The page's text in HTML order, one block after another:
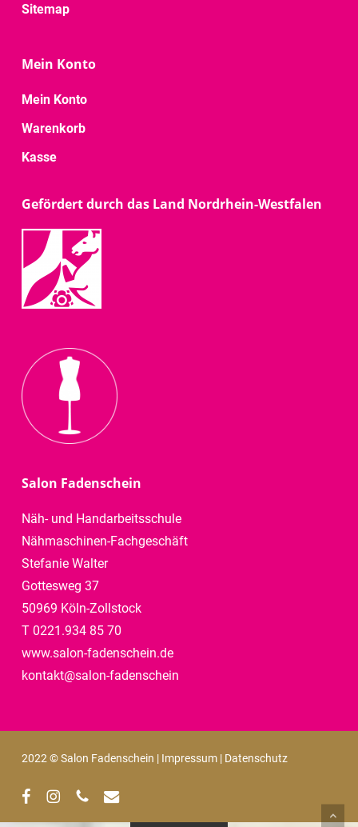
Sitemap
Mein Konto
Mein Konto
Warenkorb
Kasse
Gefördert durch das Land Nordrhein-Westfalen
Salon Fadenschein
Näh- und Handarbeitsschule
Nähmaschinen-Fachgeschäft
Stefanie Walter
Gottesweg 37
50969 Köln-Zollstock
T 0221.934 85 70
www.salon-fadenschein.de
kontakt@salon-fadenschein
2022 © Salon Fadenschein | Impressum| Datenschutz
facebookinstagramphoneemail